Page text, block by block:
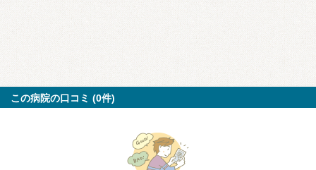
この病院の口コミ (0件)